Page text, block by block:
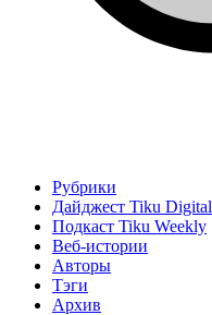
Рубрики
Дайджест Tiku Digital
Подкаст Tiku Weekly
Веб-истории
Авторы
Тэги
Архив